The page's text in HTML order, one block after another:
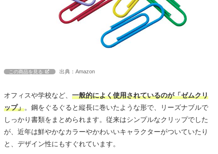
この商品を見る 出典：Amazon
オフィスや学校など、 一般的によく使用されているのが「ゼムクリ
ップ」。鋼をぐるぐると縦長に巻いたような形で、リーズナブルで
しっかり書類をまとめられます。従来はシンプルなクリップでした
が、近年は鮮やかなカラーやかわいいキャラクターがついていたり
と、デザイン性にもすぐれています。